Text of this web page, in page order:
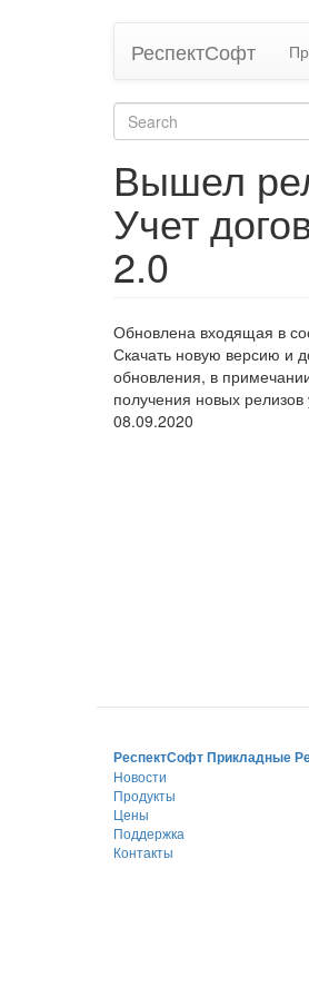
РеспектСофт
Search
form
Вышел
Учет
2.0
Обновлена входящая в
Скачать новую версию и
обновления, в
получения новых
08.09.2020
РеспектСофт Прикладные
Новости
Продукты
Цены
Поддержка
Контакты